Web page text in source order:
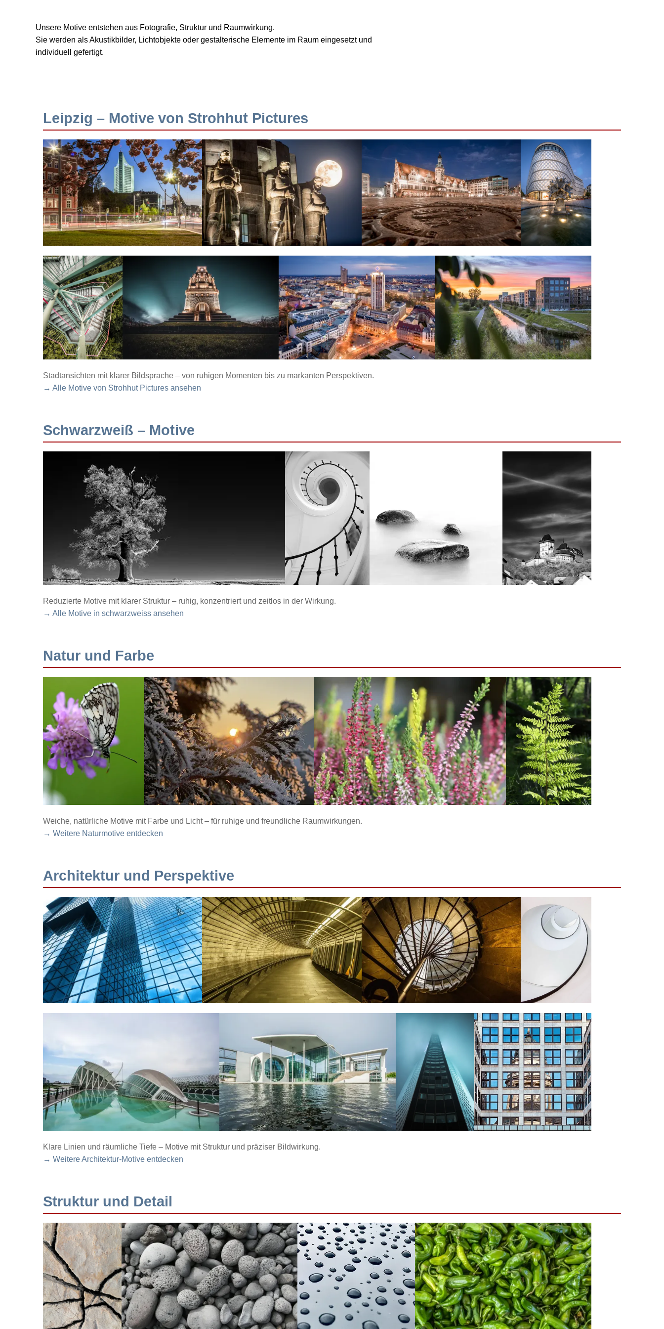
Unsere Motive entstehen aus Fotografie, Struktur und Raumwirkung.
Sie werden als Akustikbilder, Lichtobjekte oder gestalterische Elemente im Raum eingesetzt und
individuell gefertigt.
Leipzig – Motive von Strohhut Pictures
Stadtansichten mit klarer Bildsprache – von ruhigen Momenten bis zu markanten Perspektiven.
→ Alle Motive von Strohhut Pictures ansehen
Schwarzweiß – Motive
Reduzierte Motive mit klarer Struktur – ruhig, konzentriert und zeitlos in der Wirkung.
→ Alle Motive in schwarzweiss ansehen
Natur und Farbe
Weiche, natürliche Motive mit Farbe und Licht – für ruhige und freundliche Raumwirkungen.
→ Weitere Naturmotive entdecken
Architektur und Perspektive
Klare Linien und räumliche Tiefe – Motive mit Struktur und präziser Bildwirkung.
→ Weitere Architektur-Motive entdecken
Struktur und Detail